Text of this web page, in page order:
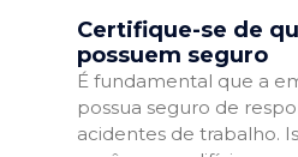
Certifique-se de
possuem seguro
É fundamental que a
possua seguro de
acidentes de trabalho.